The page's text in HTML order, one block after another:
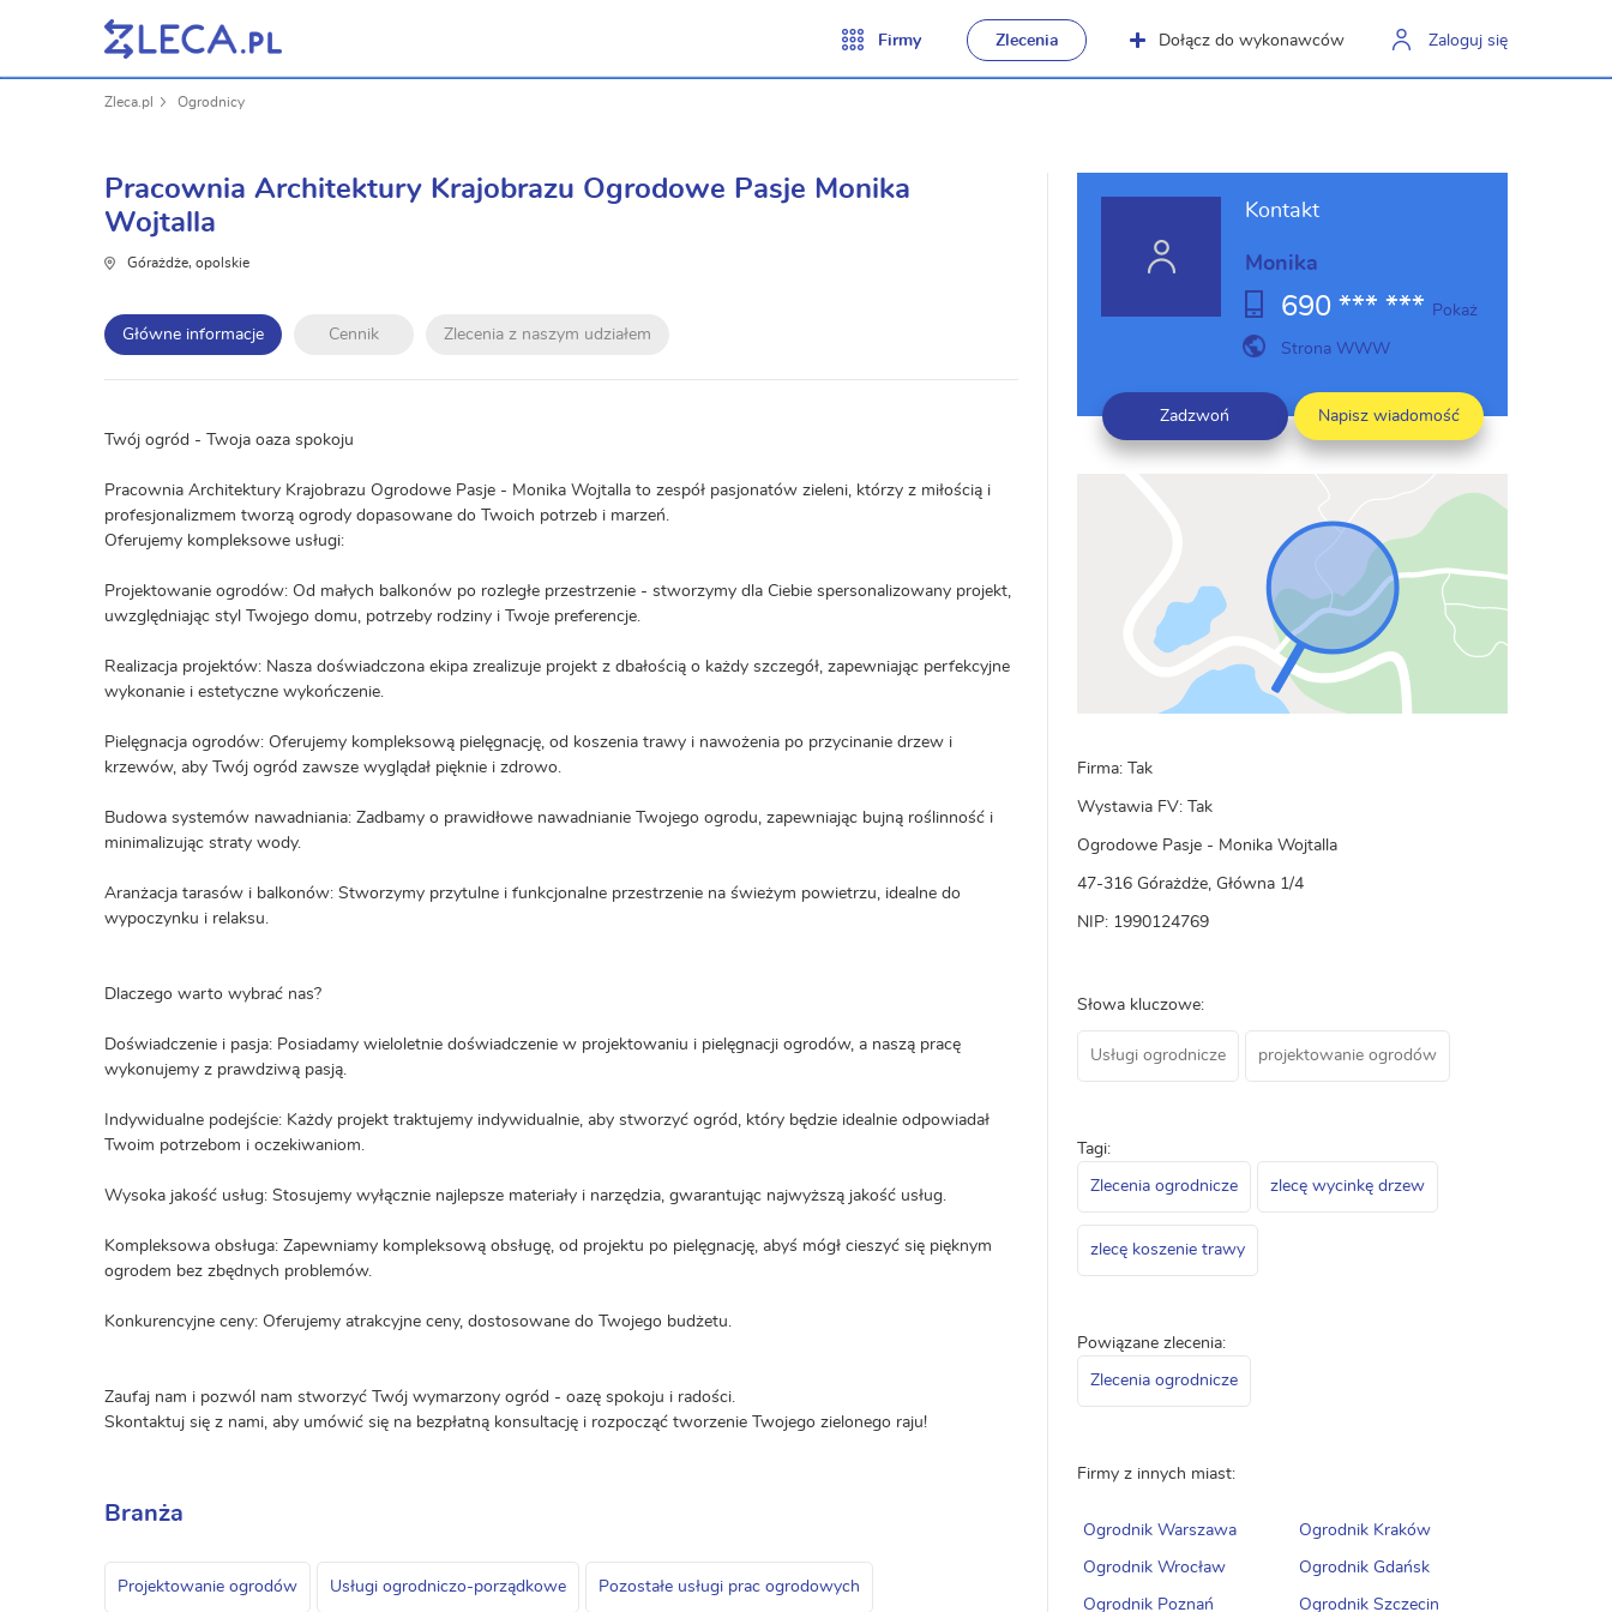
Firmy Zlecenia Dołącz do wykonawców Zaloguj się
Zleca.pl Ogrodnicy
Pracownia Architektury Krajobrazu Ogrodowe Pasje Monika
Wojtalla
Górażdże, opolskie
Główne informacje Cennik Zlecenia z naszym udziałem
Twój ogród - Twoja oaza spokoju
Pracownia Architektury Krajobrazu Ogrodowe Pasje - Monika Wojtalla to zespół pasjonatów zieleni, którzy z miłością i
profesjonalizmem tworzą ogrody dopasowane do Twoich potrzeb i marzeń.
Oferujemy kompleksowe usługi:
Projektowanie ogrodów: Od małych balkonów po rozległe przestrzenie - stworzymy dla Ciebie spersonalizowany projekt,
uwzględniając styl Twojego domu, potrzeby rodziny i Twoje preferencje.
Realizacja projektów: Nasza doświadczona ekipa zrealizuje projekt z dbałością o każdy szczegół, zapewniając perfekcyjne
wykonanie i estetyczne wykończenie.
Pielęgnacja ogrodów: Oferujemy kompleksową pielęgnację, od koszenia trawy i nawożenia po przycinanie drzew i
krzewów, aby Twój ogród zawsze wyglądał pięknie i zdrowo.
Budowa systemów nawadniania: Zadbamy o prawidłowe nawadnianie Twojego ogrodu, zapewniając bujną roślinność i
minimalizując straty wody.
Aranżacja tarasów i balkonów: Stworzymy przytulne i funkcjonalne przestrzenie na świeżym powietrzu, idealne do
wypoczynku i relaksu.
Dlaczego warto wybrać nas?
Doświadczenie i pasja: Posiadamy wieloletnie doświadczenie w projektowaniu i pielęgnacji ogrodów, a naszą pracę
wykonujemy z prawdziwą pasją.
Indywidualne podejście: Każdy projekt traktujemy indywidualnie, aby stworzyć ogród, który będzie idealnie odpowiadał
Twoim potrzebom i oczekiwaniom.
Wysoka jakość usług: Stosujemy wyłącznie najlepsze materiały i narzędzia, gwarantując najwyższą jakość usług.
Kompleksowa obsługa: Zapewniamy kompleksową obsługę, od projektu po pielęgnację, abyś mógł cieszyć się pięknym
ogrodem bez zbędnych problemów.
Konkurencyjne ceny: Oferujemy atrakcyjne ceny, dostosowane do Twojego budżetu.
Zaufaj nam i pozwól nam stworzyć Twój wymarzony ogród - oazę spokoju i radości.
Skontaktuj się z nami, aby umówić się na bezpłatną konsultację i rozpocząć tworzenie Twojego zielonego raju!
Branża
Projektowanie ogrodów Usługi ogrodniczo-porządkowe Pozostałe usługi prac ogrodowych
Kontakt
Monika
690 *** *** Pokaż
Strona WWW
Zadzwoń Napisz wiadomość
Firma: Tak
Wystawia FV: Tak
Ogrodowe Pasje - Monika Wojtalla
47-316 Górażdże, Główna 1/4
NIP: 1990124769
Słowa kluczowe:
Usługi ogrodnicze projektowanie ogrodów
Tagi:
Zlecenia ogrodnicze zlecę wycinkę drzew
zlecę koszenie trawy
Powiązane zlecenia:
Zlecenia ogrodnicze
Firmy z innych miast:
Ogrodnik Warszawa Ogrodnik Kraków
Ogrodnik Wrocław Ogrodnik Gdańsk
Ogrodnik Poznań Ogrodnik Szczecin